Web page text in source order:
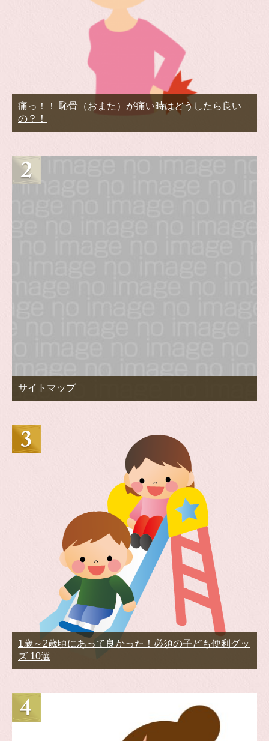
痛っ！！ 恥骨（おまた）が痛い時はどうしたら良い
の？！
サイトマップ
1歳～2歳頃にあって良かった！必須の子ども便利グッ
ズ 10選